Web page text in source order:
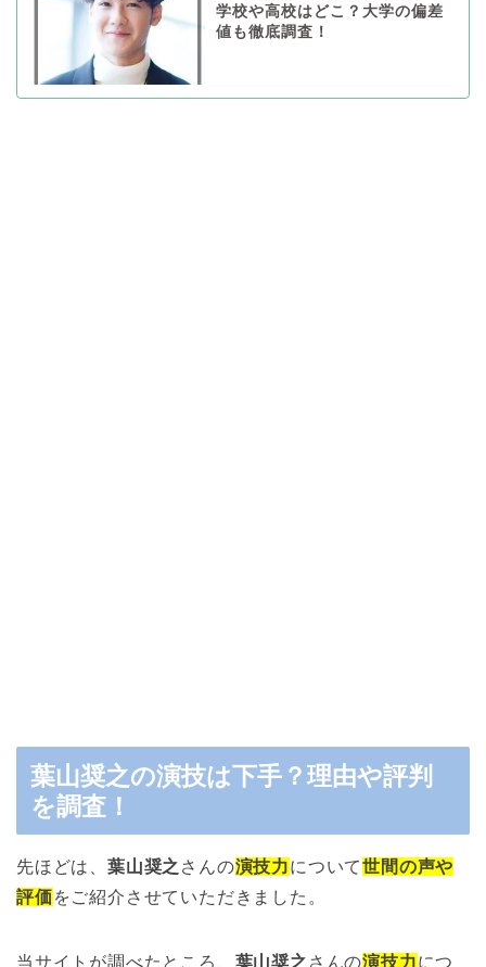
学校や高校はどこ？大学の偏差
値も徹底調査！
葉山奨之の演技は下手？理由や評判
を調査！
先ほどは、 葉山奨之 さんの演技力について世間の声や
評価をご紹介させていただきました。
当サイトが調べたところ、 葉山奨之 さんの演技力につ